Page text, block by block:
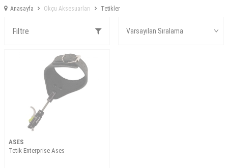
Anasayfa Okçu Aksesuarları Tetikler
Filtre
ASES
Tetik Enterprise Ases